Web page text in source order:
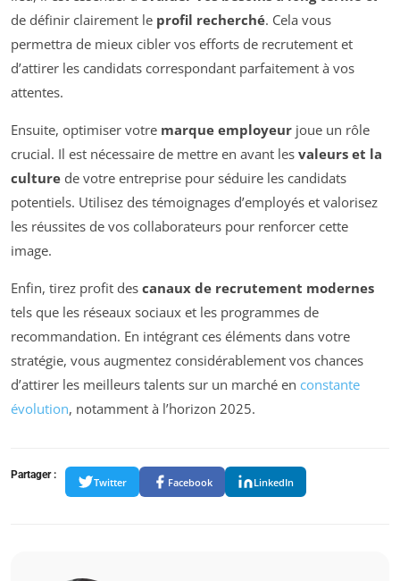
de définir clairement le profil recherché. Cela vous
permettra de mieux cibler vos efforts de recrutement et
d’attirer les candidats correspondant parfaitement à vos
attentes.
Ensuite, optimiser votre marque employeur joue un rôle
crucial. Il est nécessaire de mettre en avant les valeurs et la
culture de votre entreprise pour séduire les candidats
potentiels. Utilisez des témoignages d’employés et valorisez
les réussites de vos collaborateurs pour renforcer cette
image.
Enfin, tirez profit des canaux de recrutement modernes
tels que les réseaux sociaux et les programmes de
recommandation. En intégrant ces éléments dans votre
stratégie, vous augmentez considérablement vos chances
d’attirer les meilleurs talents sur un marché en constante
évolution, notamment à l’horizon 2025.
Partager :
Twitter Facebook LinkedIn